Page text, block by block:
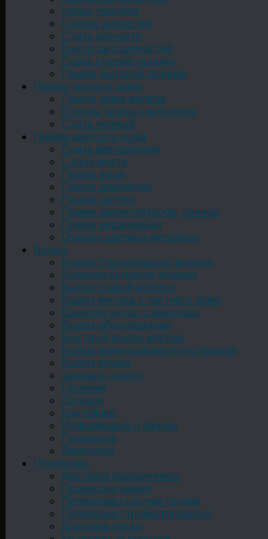
улица Чкалова
Скупка запчастей
Сдать запчасти
Выкуп автозапчастей
Сдать старую технику
Прием бытовой техники
Прием черного лома
Приём лома железа
Отходы черных металлов
Сдать чёрный
Прием цветного лома
Сдать металлолом
Сдача жести
Прием меди
Прием алюминия
Прием латуни
Прием аккумуляторов, свинца
Прием нержавейки
Отходы цветных металлов
Вывоз
Вывоз строительного мусора
Вывезти бытовую технику
Вывоз старой мебели
Вывоз мусора с частного дома
Вывезти мусор с квартиры
Вывоз оборудования
Быстрый вывоз мусора
Вывоз крупногабаритного мусора
Вывоз хлама
Заказать вывоз
Грузчики
Договор
Контейнер
Информация о фирме
Позвонить
Демонтаж
Перевозка
Доставка ракушечника
Перевозка камня
Перевозка сыпучих грузов
Перевозка стройматериалов
Доставка песка